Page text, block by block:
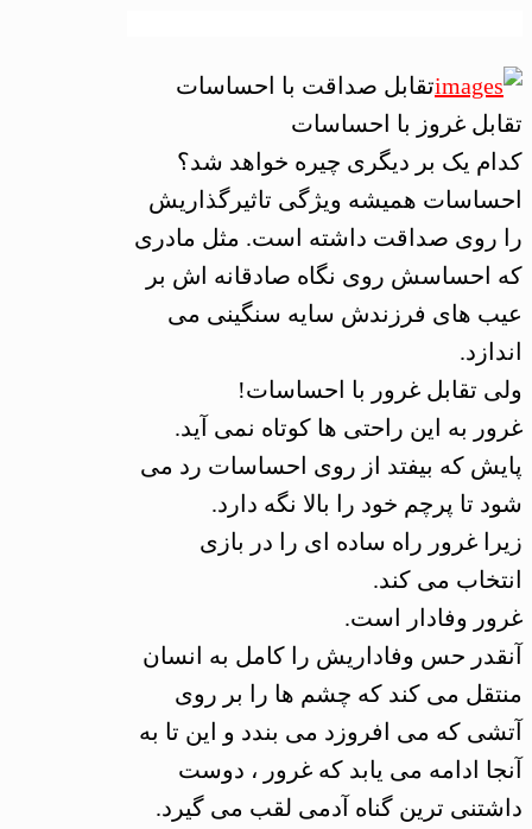
تقابل صداقت با احساسات
تقابل غروز با احساسات
کدام یک بر دیگری چیره خواهد شد؟
احساسات همیشه ویژگی تاثیرگذاریش
را روی صداقت داشته است. مثل مادری
که احساسش روی نگاه صادقانه اش بر
عیب های فرزندش سایه سنگینی می
اندازد.
ولی تقابل غرور با احساسات!
غرور به این راحتی ها کوتاه نمی آید.
پایش که بیفتد از روی احساسات رد می
شود تا پرچم خود را بالا نگه دارد.
زیرا غرور راه ساده ای را در بازی
انتخاب می کند.
غرور وفادار است.
آنقدر حس وفاداریش را کامل به انسان
منتقل می کند که چشم ها را بر روی
آتشی که می افروزد می بندد و این تا به
آنجا ادامه می یابد که غرور ، دوست
داشتنی ترین گناه آدمی لقب می گیرد.